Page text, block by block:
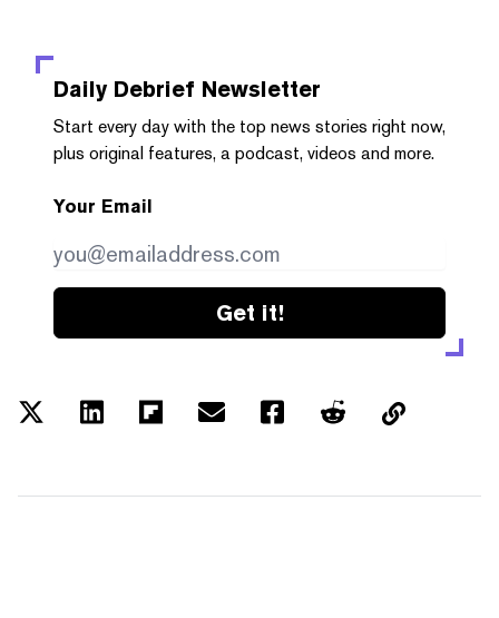
Daily Debrief Newsletter
Start every day with the top news stories right now,
plus original features, a podcast, videos and more.
Your Email
Get it!